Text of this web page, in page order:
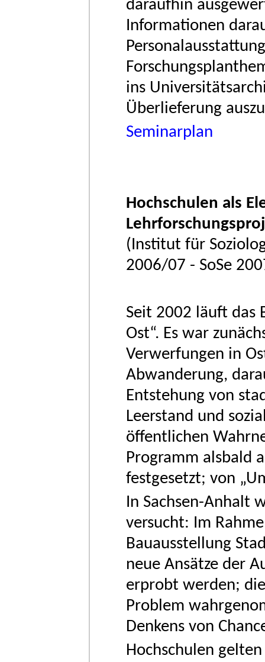
daraufhin
Informationen
ins
Überlieferung
Seminarplan
Hochschulen als
(Institut für
2006/07 - SoSe
Seit 2002 läuft das
Ost“. Es war
Verwerfungen in
Abwanderung,
Entstehung von
Leerstand und
öffentlichen
Programm alsbald
festgesetzt; von
In Sachsen-Anhalt
versucht: Im
Bauausstellung
neue Ansätze der
erprobt werden;
Problem
Denkens von
Hochschulen